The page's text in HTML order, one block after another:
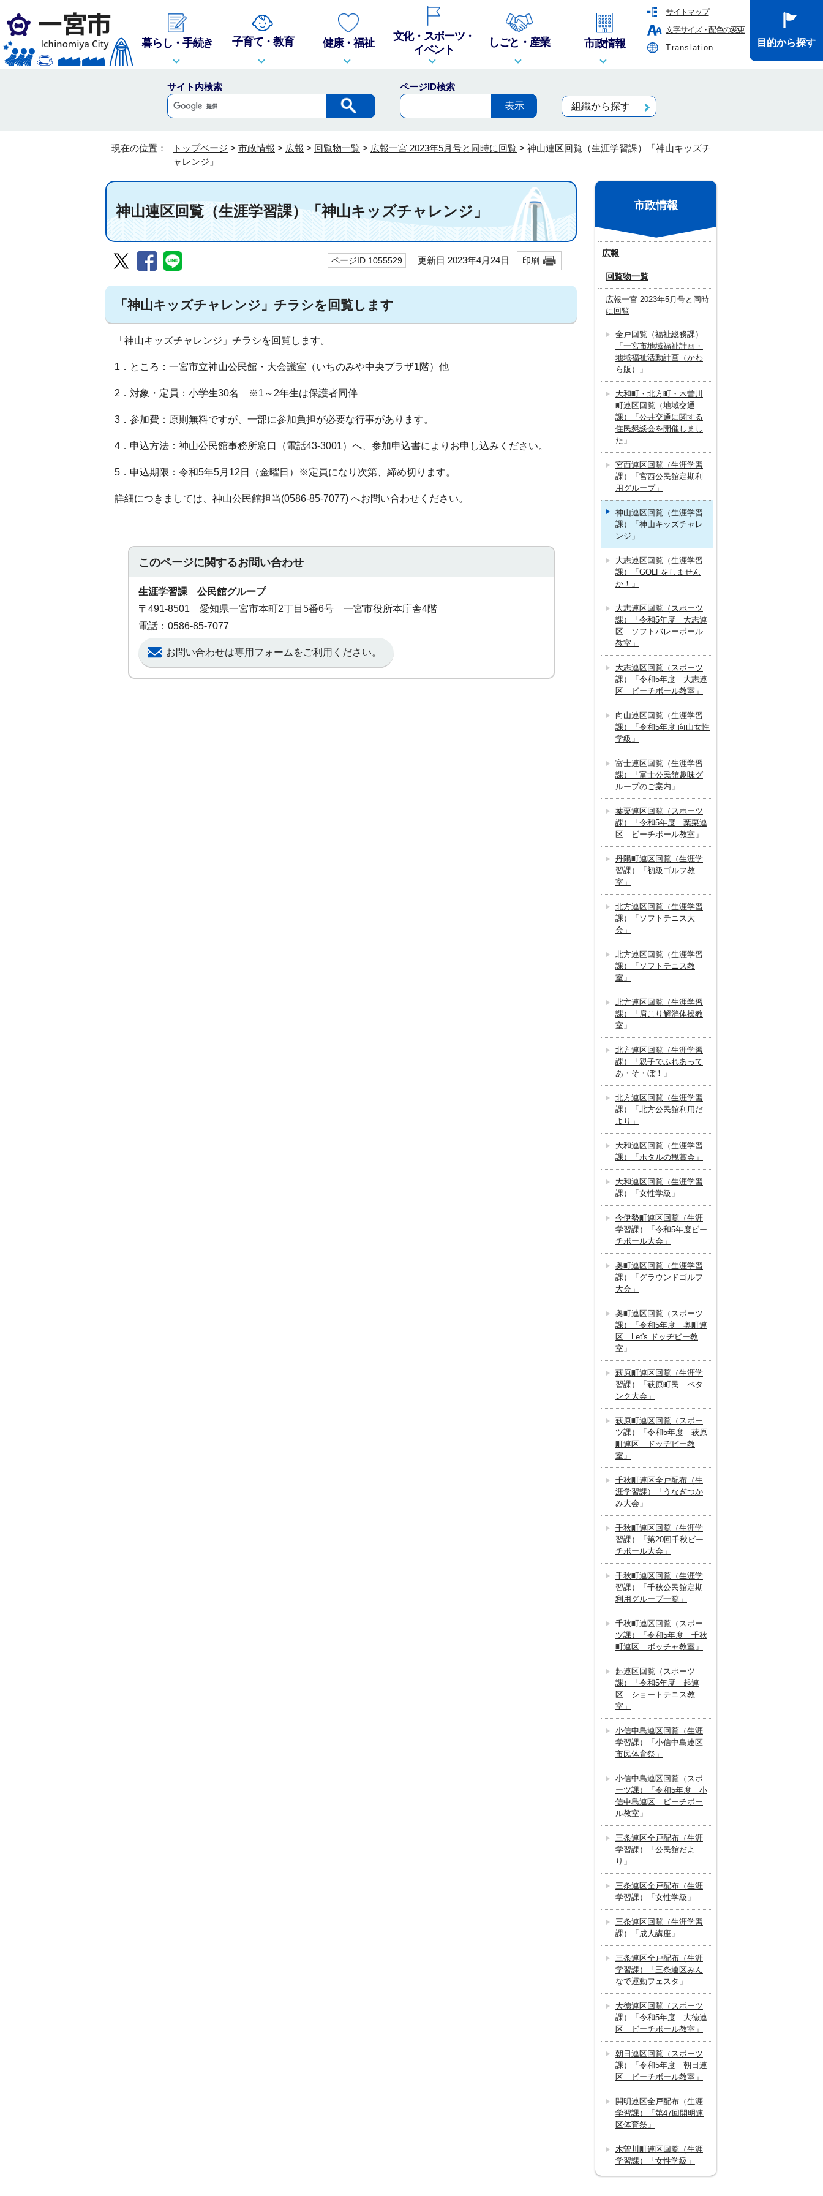
サイトマップ
文字サイズ・配色の変更
Translation
暮らし・手続き 子育て・教育 健康・福祉
文化・スポーツ・
イベント
しごと・産業 市政情報 目的から探す
サイト内検索
ページID検索
組織から探す
現在の位置： トップページ > 市政情報 > 広報 > 回覧物一覧 > 広報一宮 2023年5月号と同時に回覧 > 神山連区回覧（生涯学習課）「神山キッズチ
ャレンジ」
神山連区回覧（生涯学習課）「神山キッズチャレンジ」
ページID 1055529 更新日 2023年4月24日 印刷
「神山キッズチャレンジ」チラシを回覧します
「神山キッズチャレンジ」チラシを回覧します。
1．ところ：一宮市立神山公民館・大会議室（いちのみや中央プラザ1階）他
2．対象・定員：小学生30名 ※1～2年生は保護者同伴
3．参加費：原則無料ですが、一部に参加負担が必要な行事があります。
4．申込方法：神山公民館事務所窓口（電話43‐3001）へ、参加申込書によりお申し込みください。
5．申込期限：令和5年5月12日（金曜日）※定員になり次第、締め切ります。
詳細につきましては、神山公民館担当(0586-85-7077) へお問い合わせください。
このページに関するお問い合わせ
生涯学習課 公民館グループ
〒491-8501 愛知県一宮市本町2丁目5番6号 一宮市役所本庁舎4階
電話：0586-85-7077
お問い合わせは専用フォームをご利用ください。
市政情報
広報
回覧物一覧
広報一宮 2023年5月号と同時
に回覧
全戸回覧（福祉総務課）
「一宮市地域福祉計画・
地域福祉活動計画（かわ
ら版）」
大和町・北方町・木曽川
町連区回覧（地域交通
課）「公共交通に関する
住民懇談会を開催しまし
た」
宮西連区回覧（生涯学習
課）「宮西公民館定期利
用グループ」
神山連区回覧（生涯学習
課）「神山キッズチャレ
ンジ」
大志連区回覧（生涯学習
課）「GOLFをしません
か！」
大志連区回覧（スポーツ
課）「令和5年度 大志連
区 ソフトバレーボール
教室」
大志連区回覧（スポーツ
課）「令和5年度 大志連
区 ビーチボール教室」
向山連区回覧（生涯学習
課）「令和5年度 向山女性
学級」
富士連区回覧（生涯学習
課）「富士公民館趣味グ
ループのご案内」
葉栗連区回覧（スポーツ
課）「令和5年度 葉栗連
区 ビーチボール教室」
丹陽町連区回覧（生涯学
習課）「初級ゴルフ教
室」
北方連区回覧（生涯学習
課）「ソフトテニス大
会」
北方連区回覧（生涯学習
課）「ソフトテニス教
室」
北方連区回覧（生涯学習
課）「肩こり解消体操教
室」
北方連区回覧（生涯学習
課）「親子でふれあって
あ・そ・ぼ！」
北方連区回覧（生涯学習
課）「北方公民館利用だ
より」
大和連区回覧（生涯学習
課）「ホタルの観賞会」
大和連区回覧（生涯学習
課）「女性学級」
今伊勢町連区回覧（生涯
学習課）「令和5年度ビー
チボール大会」
奥町連区回覧（生涯学習
課）「グラウンドゴルフ
大会」
奥町連区回覧（スポーツ
課）「令和5年度 奥町連
区 Let's ドッヂビー教
室」
萩原町連区回覧（生涯学
習課）「萩原町民 ペタ
ンク大会」
萩原町連区回覧（スポー
ツ課）「令和5年度 萩原
町連区 ドッヂビー教
室」
千秋町連区全戸配布（生
涯学習課）「うなぎつか
み大会」
千秋町連区回覧（生涯学
習課）「第20回千秋ビー
チボール大会」
千秋町連区回覧（生涯学
習課）「千秋公民館定期
利用グループ一覧」
千秋町連区回覧（スポー
ツ課）「令和5年度 千秋
町連区 ボッチャ教室」
起連区回覧（スポーツ
課）「令和5年度 起連
区 ショートテニス教
室」
小信中島連区回覧（生涯
学習課）「小信中島連区
市民体育祭」
小信中島連区回覧（スポ
ーツ課）「令和5年度 小
信中島連区 ビーチボー
ル教室」
三条連区全戸配布（生涯
学習課）「公民館だよ
り」
三条連区全戸配布（生涯
学習課）「女性学級」
三条連区回覧（生涯学習
課）「成人講座」
三条連区全戸配布（生涯
学習課）「三条連区みん
なで運動フェスタ」
大徳連区回覧（スポーツ
課）「令和5年度 大徳連
区 ビーチボール教室」
朝日連区回覧（スポーツ
課）「令和5年度 朝日連
区 ビーチボール教室」
開明連区全戸配布（生涯
学習課）「第47回開明連
区体育祭」
木曽川町連区回覧（生涯
学習課）「女性学級」